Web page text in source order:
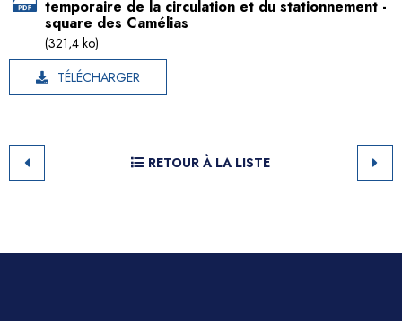
temporaire de la circulation et du stationnement -
square des Camélias
(321,4 ko)
TÉLÉCHARGER
RETOUR À LA LISTE